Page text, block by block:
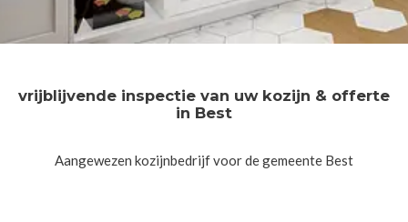
vrijblijvende inspectie van uw kozijn & offerte
in Best
Aangewezen kozijnbedrijf voor de gemeente Best